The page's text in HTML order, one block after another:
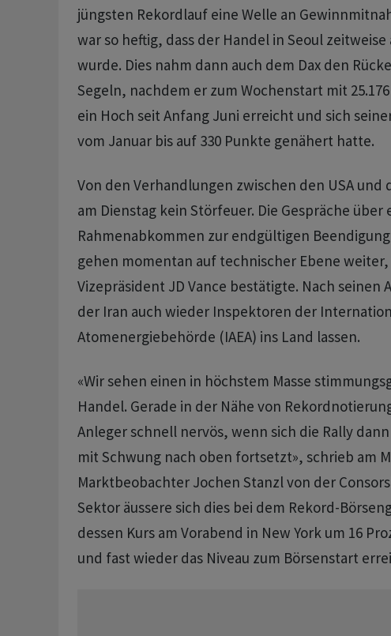
jüngsten Rekordlauf eine Welle an
war so heftig, dass der Handel in Seoul zeitweise
wurde. Dies nahm dann auch dem Dax den
Segeln, nachdem er zum Wochenstart mit
ein Hoch seit Anfang Juni erreicht und sich
vom Januar bis auf 330 Punkte genähert hatte.
Von den Verhandlungen zwischen den USA und
am Dienstag kein Störfeuer. Die Gespräche über
Rahmenabkommen zur endgültigen
gehen momentan auf technischer Ebene weiter,
Vizepräsident JD Vance bestätigte. Nach seinen
der Iran auch wieder Inspektoren der
Atomenergiebehörde (IAEA) ins Land lassen.
«Wir sehen einen in höchstem Masse
Handel. Gerade in der Nähe von
Anleger schnell nervös, wenn sich die Rally
mit Schwung nach oben fortsetzt», schrieb am
Marktbeobachter Jochen Stanzl von der
Sektor äussere sich dies bei dem Rekord-
dessen Kurs am Vorabend in New York um 16
und fast wieder das Niveau zum Börsenstart